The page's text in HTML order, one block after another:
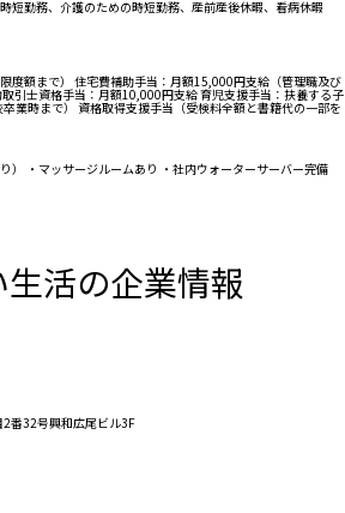
短勤務、介護のための時短勤務、産前産後休暇、看病休暇
度額まで） 住宅費補助手当：月額15,000円支給（管理職及び
引士資格手当：月額10,000円支給 育児支援手当：扶養する子
業時まで） 資格取得支援手当（受検料全額と書籍代の一部を
） ・マッサージルームあり ・社内ウォーターサーバー完備
活の企業情報
番32号興和広尾ビル3F